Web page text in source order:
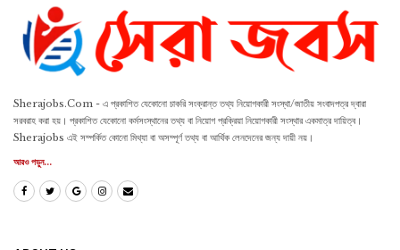
Sherajobs.Com - এ প্রকাশিত যেকোনো চাকরি সংক্রান্ত তথ্য নিয়োগকারী সংস্থা/জাতীয় সংবাদপত্র দ্বারা
সরবরাহ করা হয়। প্রকাশিত যেকোনো কর্মসংস্থানের তথ্য বা নিয়োগ প্রক্রিয়া নিয়োগকারী সংস্থার একমাত্র দায়িত্ব।
Sherajobs এই সম্পর্কিত কোনো মিথ্যা বা অসম্পূর্ণ তথ্য বা আর্থিক লেনদেনের জন্য দায়ী নয়।
আরও পড়ুন...